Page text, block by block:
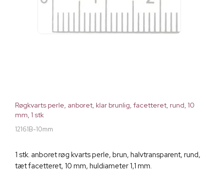
Røgkvarts perle, anboret, klar brunlig, facetteret, rund, 10
mm, 1 stk
12161B-10mm
1 stk. anboret røg kvarts perle, brun, halvtransparent, rund,
tæt facetteret, 10 mm, huldiameter 1,1 mm.